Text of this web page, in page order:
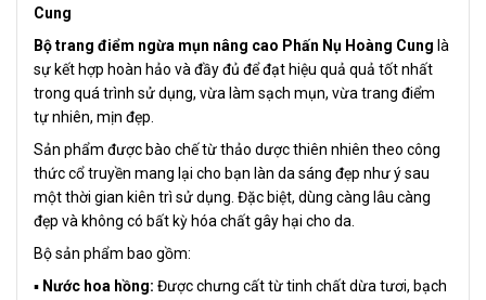
Cung
Bộ trang điểm ngừa mụn nâng cao Phấn Nụ Hoàng Cung là
sự kết hợp hoàn hảo và đầy đủ để đạt hiệu quả quả tốt nhất
trong quá trình sử dụng, vừa làm sạch mụn, vừa trang điểm
tự nhiên, mịn đẹp.
Sản phẩm được bào chế từ thảo dược thiên nhiên theo công
thức cổ truyền mang lại cho bạn làn da sáng đẹp như ý sau
một thời gian kiên trì sử dụng. Đặc biệt, dùng càng lâu càng
đẹp và không có bất kỳ hóa chất gây hại cho da.
Bộ sản phẩm bao gồm:
▪️ Nước hoa hồng: Được chưng cất từ tinh chất dừa tươi, bạch